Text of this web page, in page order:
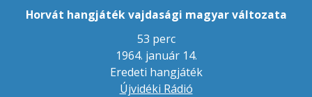
Horvát hangjáték vajdasági magyar változata
53 perc
1964. január 14.
Eredeti hangjáték
Újvidéki Rádió